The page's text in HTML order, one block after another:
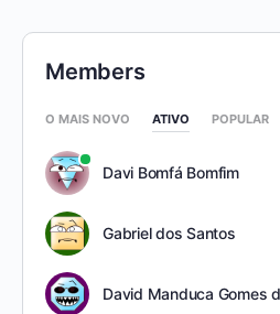
Members
O MAIS NOVO ATIVO POPULAR
Davi Bomfá Bomfim
Gabriel dos Santos
David Manduca Gomes